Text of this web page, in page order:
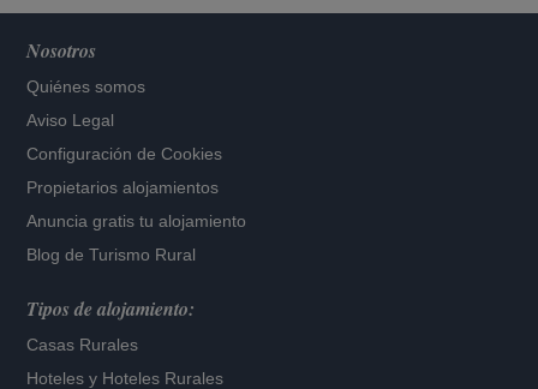
Nosotros
Quiénes somos
Aviso Legal
Configuración de Cookies
Propietarios alojamientos
Anuncia gratis tu alojamiento
Blog de Turismo Rural
Tipos de alojamiento:
Casas Rurales
Hoteles y Hoteles Rurales